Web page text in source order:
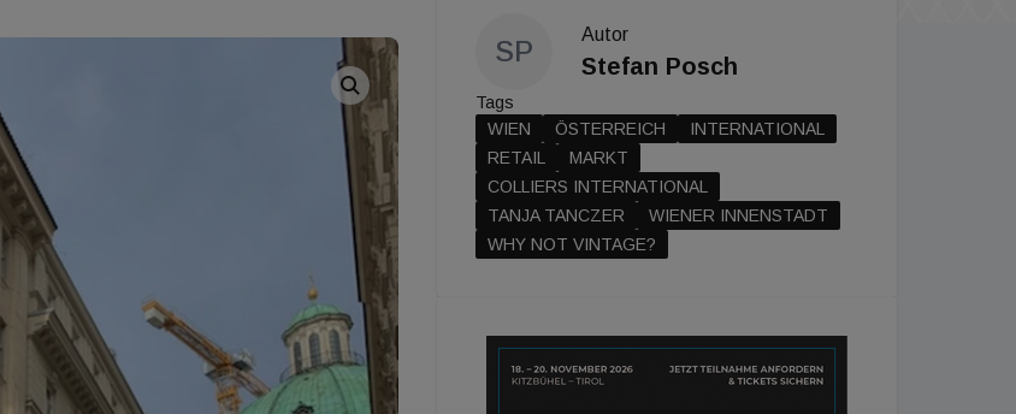
SP
Autor
Stefan Posch
Tags
WIEN
ÖSTERREICH
INTERNATIONAL
RETAIL
MARKT
COLLIERS INTERNATIONAL
TANJA TANCZER
WIENER INNENSTADT
WHY NOT VINTAGE?